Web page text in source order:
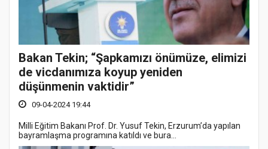
Bakan Tekin; “Şapkamızı önümüze, elimizi
de vicdanımıza koyup yeniden
düşünmenin vaktidir”
09-04-2024 19:44
Milli Eğitim Bakanı Prof. Dr. Yusuf Tekin, Erzurum’da yapılan
bayramlaşma programına katıldı ve bura...